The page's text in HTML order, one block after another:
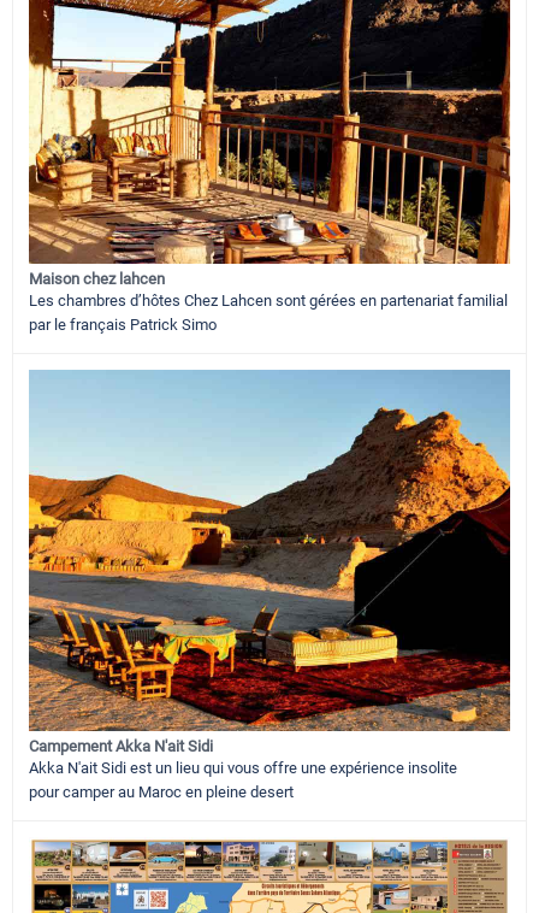
Maison chez lahcen
Les chambres d’hôtes Chez Lahcen sont gérées en partenariat familial
par le français Patrick Simo
Campement Akka N'ait Sidi
Akka N'ait Sidi est un lieu qui vous offre une expérience insolite
pour camper au Maroc en pleine desert